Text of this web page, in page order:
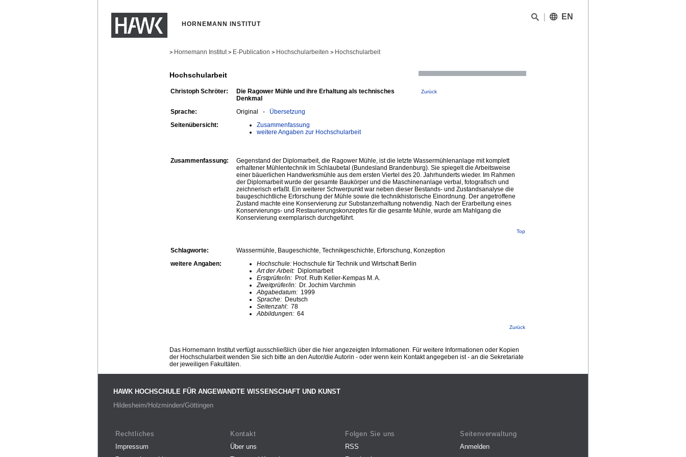
HORNEMANN INSTITUT
EN
> Hornemann Institut > E-Publication > Hochschularbeiten > Hochschularbeit
Hochschularbeit
Christoph Schröter:
Die Ragower Mühle und ihre Erhaltung als technisches
Denkmal
Zurück
Sprache: Original - Übersetzung
Seitenübersicht:
Zusammenfassung
weitere Angaben zur Hochschularbeit
Zusammenfassung:
Gegenstand der Diplomarbeit, die Ragower Mühle, ist die letzte Wassermühlenanlage mit komplett
erhaltener Mühlentechnik im Schlaubetal (Bundesland Brandenburg). Sie spiegelt die Arbeitsweise
einer bäuerlichen Handwerksmühle aus dem ersten Viertel des 20. Jahrhunderts wieder. Im Rahmen
der Diplomarbeit wurde der gesamte Baukörper und die Maschinenanlage verbal, fotografisch und
zeichnerisch erfaßt. Ein weiterer Schwerpunkt war neben dieser Bestands- und Zustandsanalyse die
baugeschichtliche Erforschung der Mühle sowie die technikhistorische Einordnung. Der angetroffene
Zustand machte eine Konservierung zur Substanzerhaltung notwendig. Nach der Erarbeitung eines
Konservierungs- und Restaurierungskonzeptes für die gesamte Mühle, wurde am Mahlgang die
Konservierung exemplarisch durchgeführt.
Top
Schlagworte:
Wassermühle, Baugeschichte, Technikgeschichte, Erforschung, Konzeption
weitere Angaben:
Hochschule: Hochschule für Technik und Wirtschaft Berlin
Art der Arbeit: Diplomarbeit
Erstprüfer/in: Prof. Ruth Keller-Kempas M. A.
Zweitprüfer/in: Dr. Jochim Varchmin
Abgabedatum: 1999
Sprache: Deutsch
Seitenzahl: 78
Abbildungen: 64
Zurück
Das Hornemann Institut verfügt ausschließlich über die hier angezeigten Informationen. Für weitere Informationen oder Kopien
der Hochschularbeit wenden Sie sich bitte an den Autor/die Autorin - oder wenn kein Kontakt angegeben ist - an die Sekretariate
der jeweiligen Fakultäten.
HAWK HOCHSCHULE FÜR ANGEWANDTE WISSENSCHAFT UND KUNST
Hildesheim/Holzminden/Göttingen
Rechtliches
Impressum
Kontakt
Über uns
Folgen Sie uns
RSS
Seitenverwaltung
Anmelden